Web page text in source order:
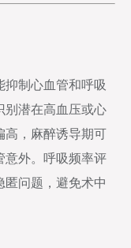
抑制心血管和呼吸
别潜在高血压或心
高，麻醉诱导期可
意外。呼吸频率评
匿问题，避免术中